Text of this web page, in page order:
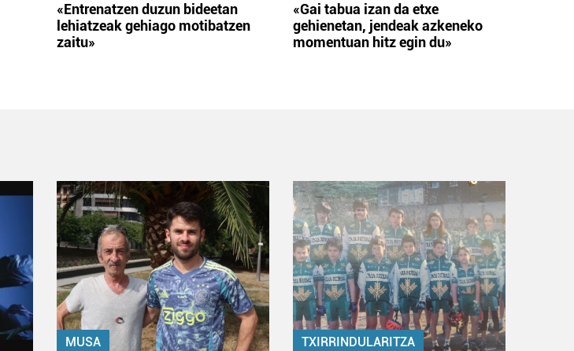
«Entrenatzen duzun bideetan
lehiatzeak gehiago motibatzen
zaitu»
«Gai tabua izan da etxe
gehienetan, jendeak azkeneko
momentuan hitz egin du»
MUSA TXIRRINDULARITZA